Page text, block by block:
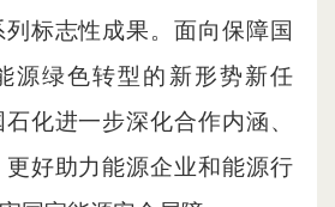
标志性成果。面向保障国
源绿色转型的新形势新任
化进一步深化合作内涵、
好助力能源企业和能源行